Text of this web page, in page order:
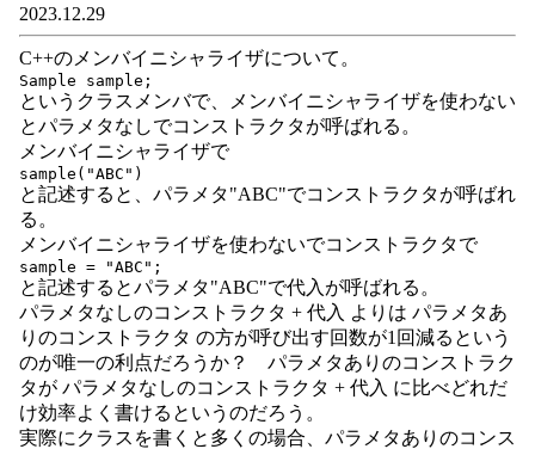
2023.12.29
C++のメンバイニシャライザについて。
Sample sample;
というクラスメンバで、メンバイニシャライザを使わない
とパラメタなしでコンストラクタが呼ばれる。
メンバイニシャライザで
sample("ABC")
と記述すると、パラメタ"ABC"でコンストラクタが呼ばれ
る。
メンバイニシャライザを使わないでコンストラクタで
sample = "ABC";
と記述するとパラメタ"ABC"で代入が呼ばれる。
パラメタなしのコンストラクタ + 代入 よりは パラメタあ
りのコンストラクタ の方が呼び出す回数が1回減るという
のが唯一の利点だろうか？ パラメタありのコンストラク
タが パラメタなしのコンストラクタ + 代入 に比べどれだ
け効率よく書けるというのだろう。
実際にクラスを書くと多くの場合、パラメタありのコンス